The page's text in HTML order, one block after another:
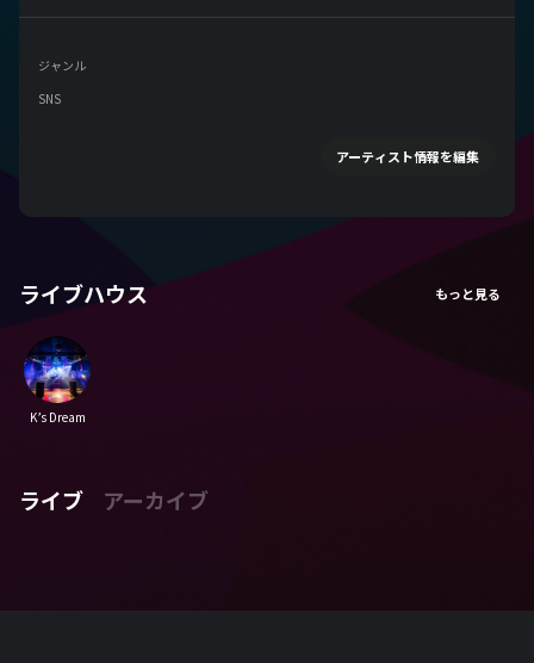
ジャンル
SNS
アーティスト情報を編集
ライブハウス
K’s Dream
ライブ アーカイブ